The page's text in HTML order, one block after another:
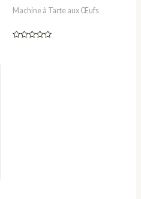
Machine à Tarte aux Œufs